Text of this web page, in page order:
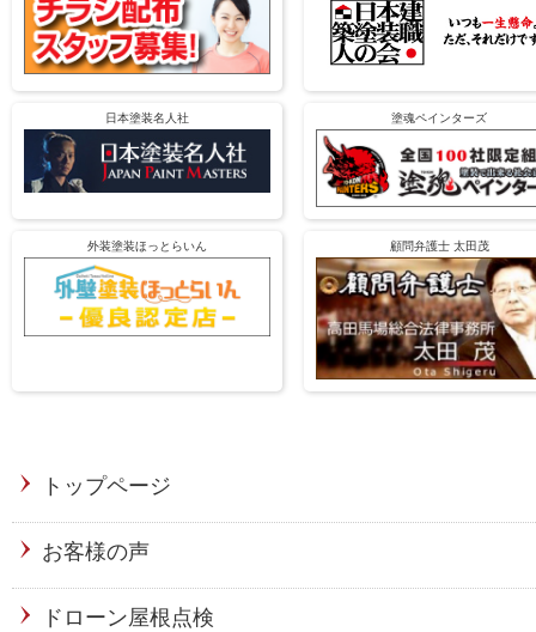
日本塗装名人社 塗魂ペインターズ
外装塗装ほっとらいん 顧問弁護士 太田茂
トップページ
お客様の声
ドローン屋根点検